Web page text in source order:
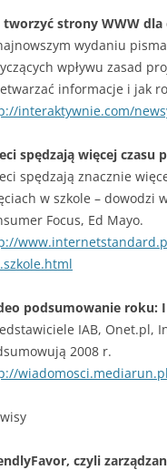
tworzyć strony WWW dla
wydaniu
wpływu zasad
informacje i jak
interaktywnie.com/
spędzają więcej czasu
spędzają znacznie
w szkole – dowodzi
Focus, Ed Mayo.
podsumowanie roku:
IAB, Onet.pl,
2008 r.
czyli